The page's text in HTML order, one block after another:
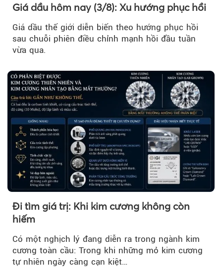
Giá dầu hôm nay (3/8): Xu hướng phục hồi
Giá dầu thế giới diễn biến theo hướng phục hồi
sau chuỗi phiên điều chỉnh mạnh hồi đầu tuần
vừa qua.
Đi tìm giá trị: Khi kim cương không còn
hiếm
Có một nghịch lý đang diễn ra trong ngành kim
cương toàn cầu: Trong khi những mỏ kim cương
tự nhiên ngày càng cạn kiệt…